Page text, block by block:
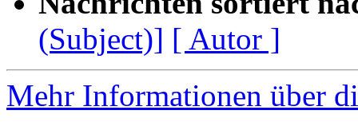
(Subject)] [ Autor ]
Mehr Informationen über